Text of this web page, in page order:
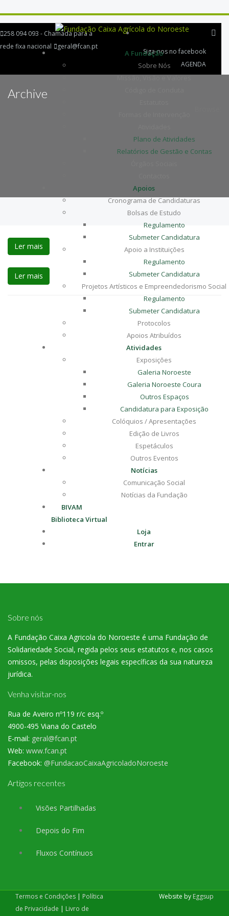
258 094 093 - Chamada para a
rede fixa nacional
geral@fcan.pt
Siga-nos no facebook
AGENDA
A Fundação
Sobre Nós
Missão, Visão e Valores
Plano de Atividades
Relatórios de Gestão e Contas
Apoios
Cronograma de Candidaturas
Bolsas de Estudo
Regulamento
Submeter Candidatura
Apoio a Instituições
Regulamento
Submeter Candidatura
Projetos Artísticos e Empreendedorismo Social
Regulamento
Submeter Candidatura
Protocolos
Apoios Atribuídos
Atividades
Exposições
Galeria Noroeste
Galeria Noroeste Coura
Outros Espaços
Candidatura para Exposição
Colóquios / Apresentações
Edição de Livros
Espetáculos
Outros Eventos
Notícias
Comunicação Social
Notícias da Fundação
BIVAM
Biblioteca Virtual
Loja
Entrar
Archive
Ler mais
Ler mais
Sobre nós
A Fundação Caixa Agricola do Noroeste é uma Fundação de
Solidariedade Social, regida pelos seus estatutos e, nos casos
omissos, pelas disposições legais específicas da sua natureza
jurídica.
Venha visitar-nos
Rua de Aveiro nº119 r/c esq.º
4900-495 Viana do Castelo
E-mail: geral@fcan.pt
Web: www.fcan.pt
Facebook: @FundacaoCaixaAgricoladoNoroeste
Artigos recentes
Visões Partilhadas
Depois do Fim
Fluxos Contínuos
Termos e Condições | Política
de Privacidade | Livro de
Website by Eggsup